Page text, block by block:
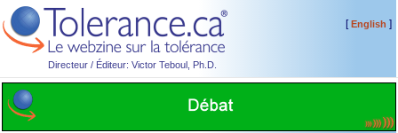
Directeur / Éditeur: Victor Teboul, Ph.D.
[English ]